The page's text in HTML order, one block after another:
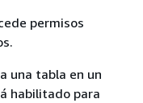
permisos
una tabla en un
habilitado para